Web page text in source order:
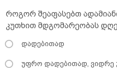
როგორ შეაფასებთ
კუთხით მდგომარეობას
დადებითად
უფრო დადებითად, ვიდრე